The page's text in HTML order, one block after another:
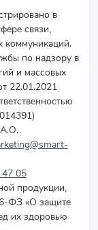
в
связи,
коммуникаций.
по надзору в
и массовых
22.01.2021
05
продукции,
ФЗ «О защите
их здоровью